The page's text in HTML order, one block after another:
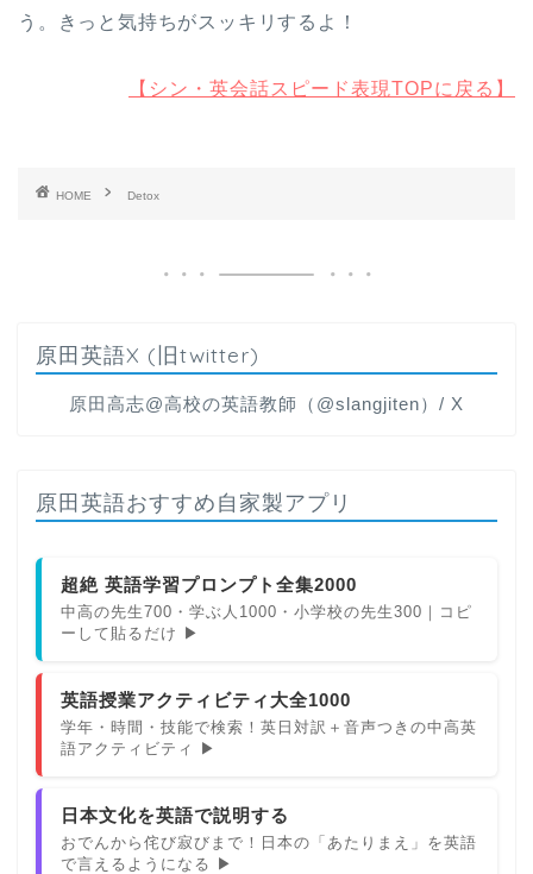
う。きっと気持ちがスッキリするよ！
【シン・英会話スピード表現TOPに戻る】
HOME Detox
原田英語X (旧twitter)
原田高志@高校の英語教師（@slangjiten）/ X
原田英語おすすめ自家製アプリ
超絶 英語学習プロンプト全集2000
中高の先生700・学ぶ人1000・小学校の先生300｜コピ
ーして貼るだけ ▶
英語授業アクティビティ大全1000
学年・時間・技能で検索！英日対訳＋音声つきの中高英
語アクティビティ ▶
日本文化を英語で説明する
おでんから侘び寂びまで！日本の「あたりまえ」を英語
で言えるようになる ▶